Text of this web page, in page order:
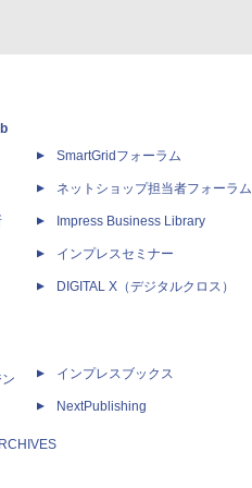
SmartGridフォーラム
ネットショップ担当者フォーラム
Impress Business Library
インプレスセミナー
DIGITAL X（デジタルクロス）
インプレスブックス
NextPublishing